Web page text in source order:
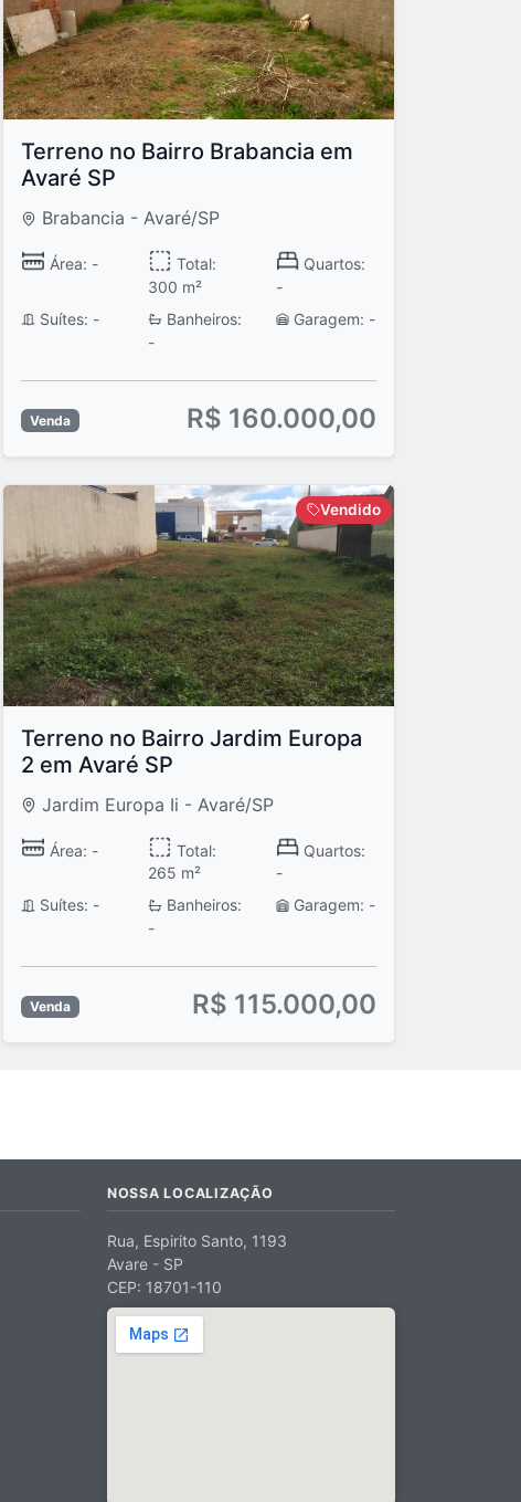
Terreno no Bairro Brabancia em
Avaré SP
Brabancia - Avaré/SP
Área: -
Total:
300 m²
Quartos:
-
Suítes: -
Banheiros:
-
Garagem: -
Venda R$ 160.000,00
Vendido
Terreno no Bairro Jardim Europa
2 em Avaré SP
Jardim Europa Ii - Avaré/SP
Área: -
Total:
265 m²
Quartos:
-
Suítes: -
Banheiros:
-
Garagem: -
Venda R$ 115.000,00
NOSSA LOCALIZAÇÃO
Rua, Espirito Santo, 1193
Avare - SP
CEP: 18701-110